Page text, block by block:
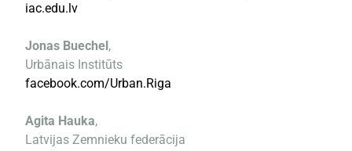
iac.edu.lv
Jonas Buechel,
Urbānais Institūts
facebook.com/Urban.Riga
Agita Hauka,
Latvijas Zemnieku federācija